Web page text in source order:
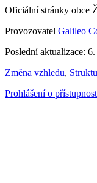
Oficiální stránky obce
Provozovatel Galileo
Poslední aktualizace:
Změna vzhledu,
Prohlášení o